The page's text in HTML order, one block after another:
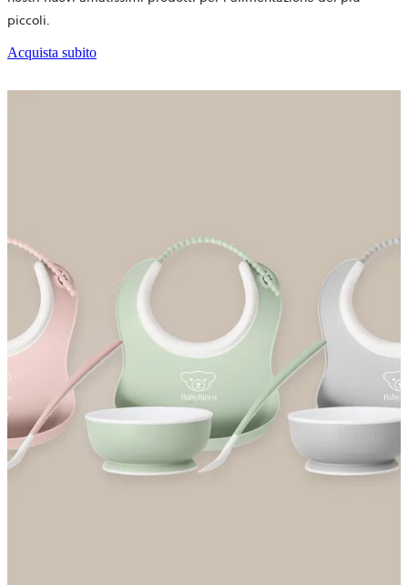
piccoli.
Acquista subito